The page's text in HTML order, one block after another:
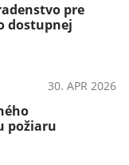
pre
dostupnej
30. APR 2026
požiaru